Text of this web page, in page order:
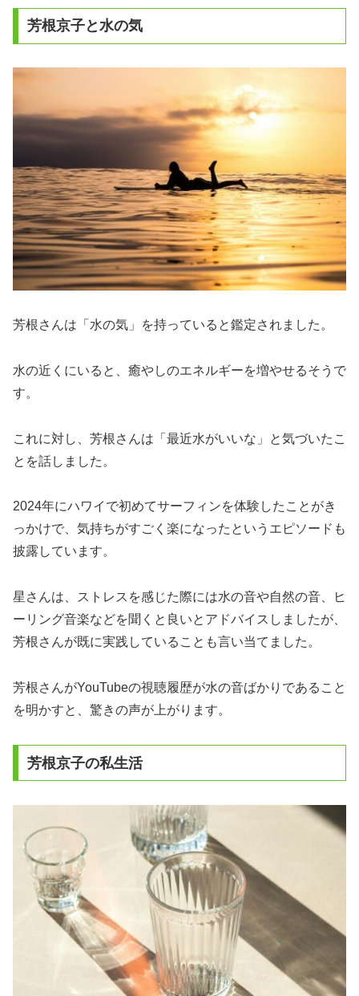
芳根京子と水の気
芳根さんは「水の気」を持っていると鑑定されました。
水の近くにいると、癒やしのエネルギーを増やせるそうで
す。
これに対し、芳根さんは「最近水がいいな」と気づいたこ
とを話しました。
2024年にハワイで初めてサーフィンを体験したことがき
っかけで、気持ちがすごく楽になったというエピソードも
披露しています。
星さんは、ストレスを感じた際には水の音や自然の音、ヒ
ーリング音楽などを聞くと良いとアドバイスしましたが、
芳根さんが既に実践していることも言い当てました。
芳根さんがYouTubeの視聴履歴が水の音ばかりであること
を明かすと、驚きの声が上がります。
芳根京子の私生活